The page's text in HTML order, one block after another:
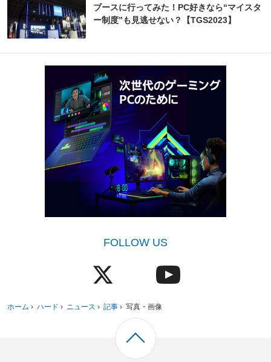
ブースに行ってみた！PC好きなら“マイスタ
ー制度”も見逃せない？【TGS2023】
FOLLOW US
ホーム › ハード › ニュース › 記事 › 写真・画像